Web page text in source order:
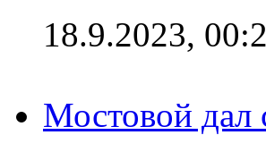
18.9.2023,
Мостовой дал